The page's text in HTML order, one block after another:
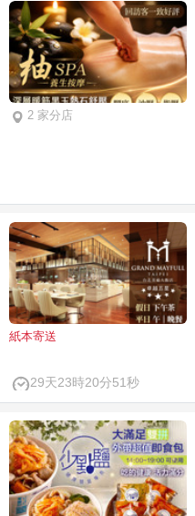
2 家分店
紙本寄送
29天23時20分50秒